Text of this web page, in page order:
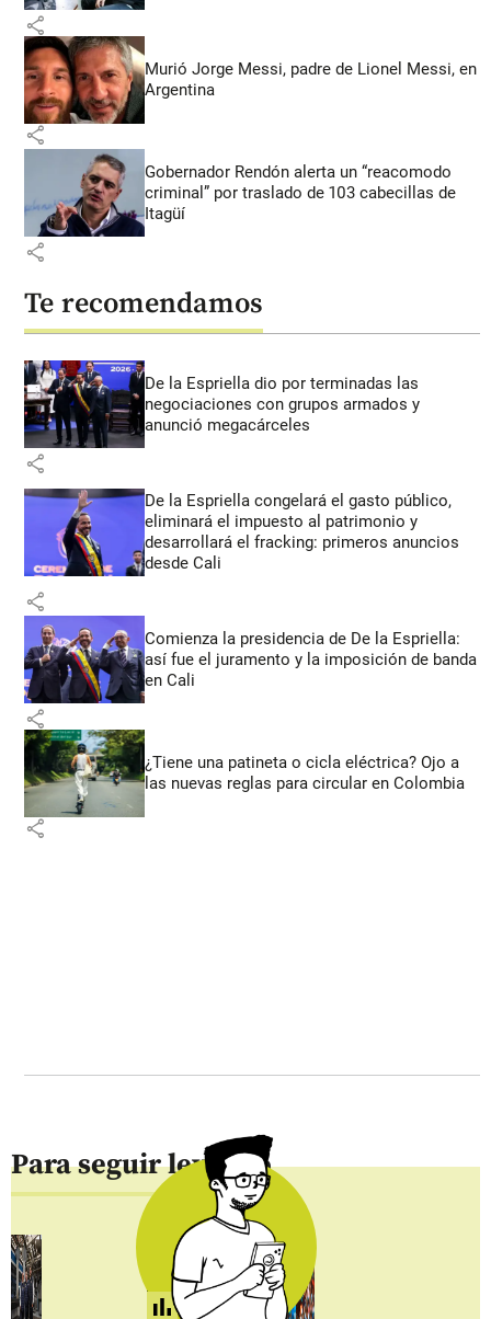
share
Murió Jorge Messi, padre de Lionel Messi, en
Argentina
share
Gobernador Rendón alerta un “reacomodo
criminal” por traslado de 103 cabecillas de
Itagüí
share
Te recomendamos
De la Espriella dio por terminadas las
negociaciones con grupos armados y
anunció megacárceles
share
De la Espriella congelará el gasto público,
eliminará el impuesto al patrimonio y
desarrollará el fracking: primeros anuncios
desde Cali
share
Comienza la presidencia de De la Espriella:
así fue el juramento y la imposición de banda
en Cali
share
¿Tiene una patineta o cicla eléctrica? Ojo a
las nuevas reglas para circular en Colombia
share
Para seguir leyendo